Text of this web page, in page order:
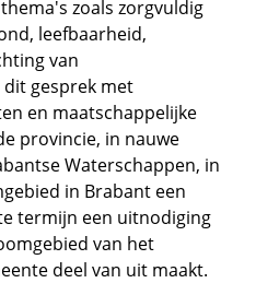
zoals zorgvuldig
leefbaarheid,
van
gesprek met
en maatschappelijke
provincie, in nauwe
Waterschappen, in
in Brabant een
termijn een uitnodiging
van het
deel van uit maakt.